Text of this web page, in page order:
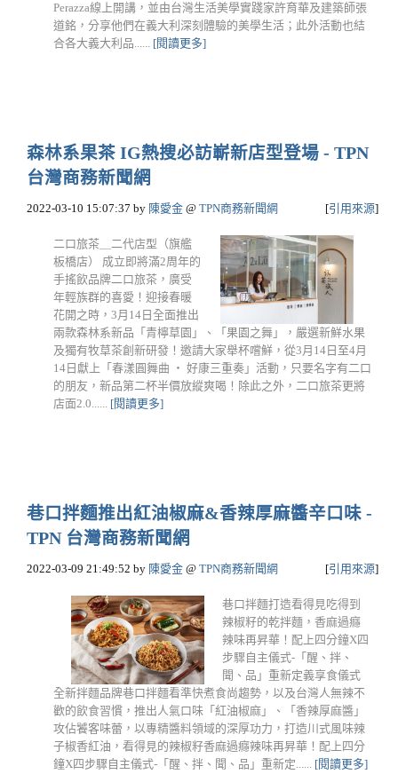
Perazza線上開講，並由台灣生活美學實踐家許育華及建築師張
道銘，分享他們在義大利深刻體驗的美學生活；此外活動也結
合各大義大利品...... [閱讀更多]
森林系果茶 IG熱搜必訪嶄新店型登場 - TPN
台灣商務新聞網
2022-03-10 15:07:37 by 陳愛金 @ TPN商務新聞網 [引用來源]
二口旅茶＿二代店型（旗艦
板橋店） 成立即將滿2周年的
手搖飲品牌二口旅茶，廣受
年輕族群的喜愛！迎接春暖
花開之時，3月14日全面推出
兩款森林系新品「青檸草園」、「果園之舞」，嚴選新鮮水果
及獨有牧草茶創新研發！邀請大家舉杯嚐鮮，從3月14日至4月
14日獻上「春漾圓舞曲 ‧ 好康三重奏」活動，只要名字有二口
的朋友，新品第二杯半價放縱爽喝！除此之外，二口旅茶更將
店面2.0...... [閱讀更多]
巷口拌麵推出紅油椒麻&香辣厚麻醬辛口味 -
TPN 台灣商務新聞網
2022-03-09 21:49:52 by 陳愛金 @ TPN商務新聞網 [引用來源]
巷口拌麵打造看得見吃得到
辣椒籽的乾拌麵，香麻過癮
辣味再昇華！配上四分鐘X四
步驟自主儀式-「醒、拌、
聞、品」重新定義享食儀式
全新拌麵品牌巷口拌麵看準快煮食尚趨勢，以及台灣人無辣不
歡的飲食習慣，推出人氣口味「紅油椒麻」、「香辣厚麻醬」
攻佔饕客味蕾，以專精醬料領域的深厚功力，打造川式風味辣
子椒香紅油，看得見的辣椒籽香麻過癮辣味再昇華！配上四分
鐘X四步驟自主儀式-「醒、拌、聞、品」重新定...... [閱讀更多]